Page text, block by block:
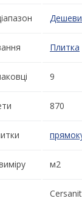
Плитка
9
870
м2
Cersanit